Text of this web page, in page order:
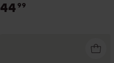
44 99